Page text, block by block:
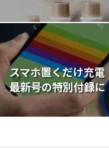
スマホ置くだけ充
最新号の特別付録に